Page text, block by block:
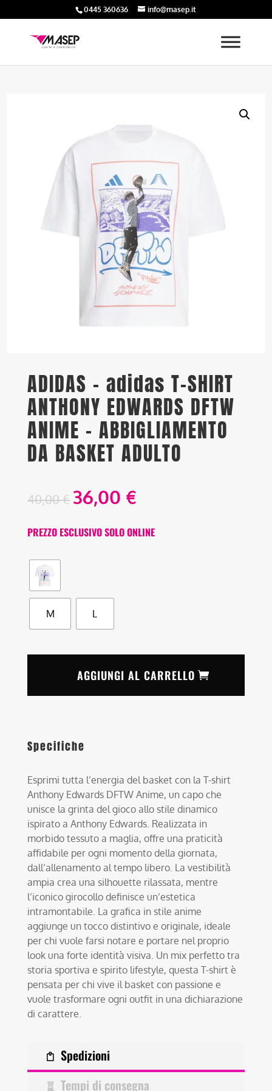
0445 360636 info@masep.it
ADIDAS – adidas T-SHIRT
ANTHONY EDWARDS DFTW
ANIME – ABBIGLIAMENTO
DA BASKET ADULTO
40,00€ 36,00 €
PREZZO ESCLUSIVO SOLO ONLINE
M L
AGGIUNGI AL CARRELLO
Specifiche
Esprimi tutta l’energia del basket con la T-shirt
Anthony Edwards DFTW Anime, un capo che
unisce la grinta del gioco allo stile dinamico
ispirato a Anthony Edwards. Realizzata in
morbido tessuto a maglia, offre una praticità
affidabile per ogni momento della giornata,
dall’allenamento al tempo libero. La vestibilità
ampia crea una silhouette rilassata, mentre
l’iconico girocollo definisce un’estetica
intramontabile. La grafica in stile anime
aggiunge un tocco distintivo e originale, ideale
per chi vuole farsi notare e portare nel proprio
look una forte identità visiva. Un mix perfetto tra
storia sportiva e spirito lifestyle, questa T-shirt è
pensata per chi vive il basket con passione e
vuole trasformare ogni outfit in una dichiarazione
di carattere.
Spedizioni
Tempi di consegna